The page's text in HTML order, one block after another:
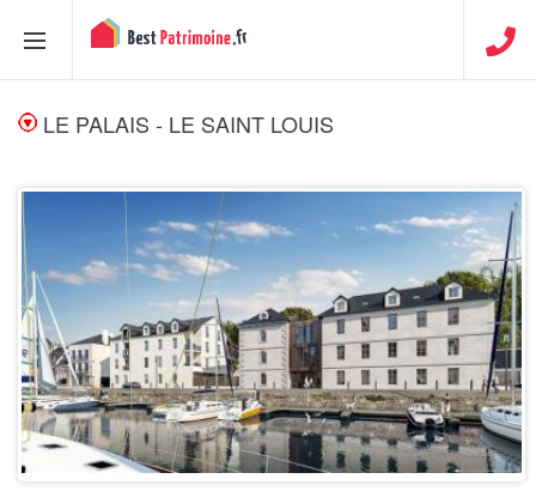
LE PALAIS - LE SAINT LOUIS